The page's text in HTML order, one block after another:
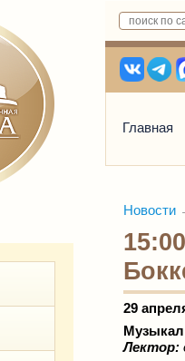
Главная
Новости
29
Лектор: